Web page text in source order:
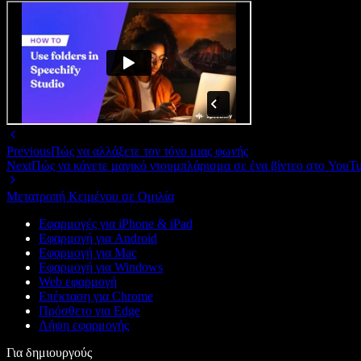
PreviousΠώς να αλλάξετε τον τόνο μιας φωνής
NextΠώς να κάνετε μαγικό ντουμπλάρισμα σε ένα βίντεο στο
Μετατροπή Κειμένου σε Ομιλία
Εφαρμογές για iPhone & iPad
Εφαρμογή για Android
Εφαρμογή για Mac
Εφαρμογή για Windows
Web εφαρμογή
Επέκταση για Chrome
Πρόσθετο για Edge
Λήψη εφαρμογής
Για δημιουργούς